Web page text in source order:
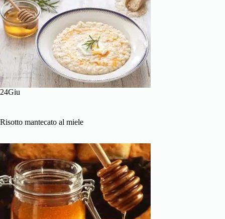
24Giu
Risotto mantecato al miele